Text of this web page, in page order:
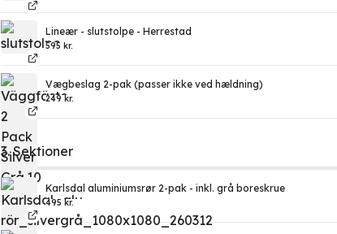
Lineær - slutstolpe - Herrestad
595 kr.
Vægbeslag 2-pak (passer ikke ved hældning)
249 kr.
3. Sektioner
Karlsdal aluminiumsrør 2-pak - inkl. grå boreskrue
495 kr.